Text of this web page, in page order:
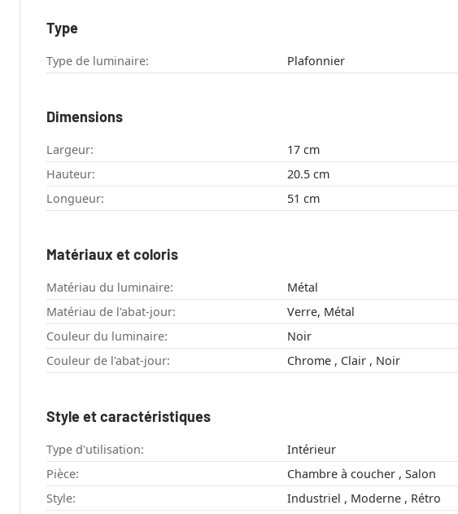
Type
Type de luminaire: Plafonnier
Dimensions
Largeur:
17 cm
Hauteur:
20.5 cm
Longueur:
51 cm
Matériaux et coloris
Matériau du luminaire:
Métal
Matériau de l'abat-jour:
Verre, Métal
Couleur du luminaire:
Noir
Couleur de l'abat-jour:
Chrome , Clair , Noir
Style et caractéristiques
Type d'utilisation:
Intérieur
Pièce:
Chambre à coucher , Salon
Style:
Industriel , Moderne , Rétro